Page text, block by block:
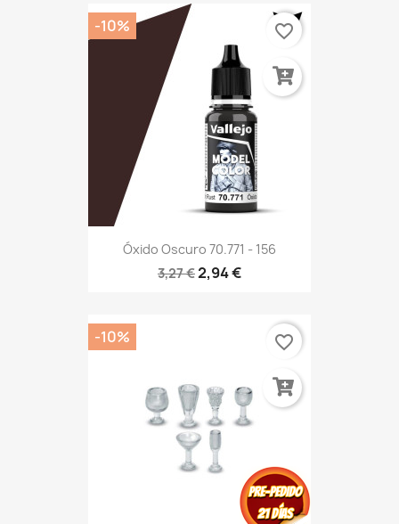
Óxido Oscuro 70.771 - 156
3,27 €2,94 €
-10% favorite_border
-10% favorite_border